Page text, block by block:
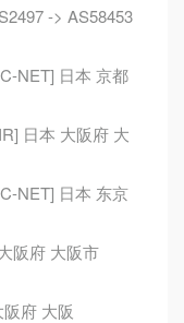
-> AS58453
NET] 日本 京都
日本 大阪府 大
NET] 日本 东京
阪府 大阪市
府 大阪